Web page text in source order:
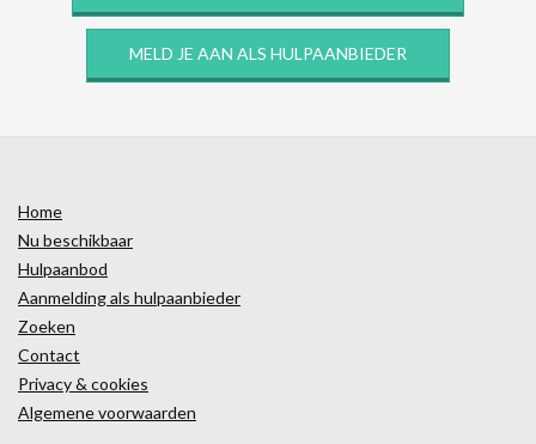
MELD JE AAN ALS HULPAANBIEDER
Home
Nu beschikbaar
Hulpaanbod
Aanmelding als hulpaanbieder
Zoeken
Contact
Privacy & cookies
Algemene voorwaarden